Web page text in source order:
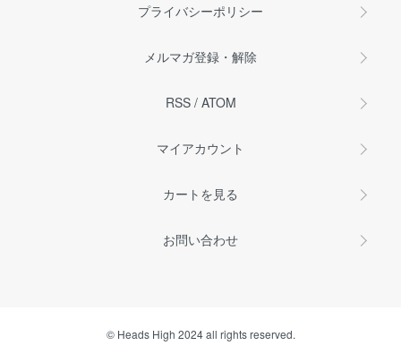
プライバシーポリシー
メルマガ登録・解除
RSS/ ATOM
マイアカウント
カートを見る
お問い合わせ
© Heads High 2024 all rights reserved.